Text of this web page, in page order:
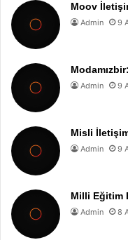
Moov
Admin 9
Admin 9
Misli
Admin 9
Milli Eğitim
Admin 8